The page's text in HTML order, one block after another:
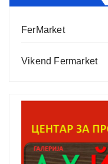
FerMarket
Vikend Fermarket